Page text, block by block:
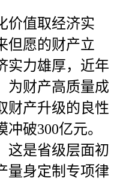
值取经济实
但愿的财产立
实力雄厚，近年
为财产高质量成
财产升级的良性
破300亿元。
这是省级层面初
量身定制专项律